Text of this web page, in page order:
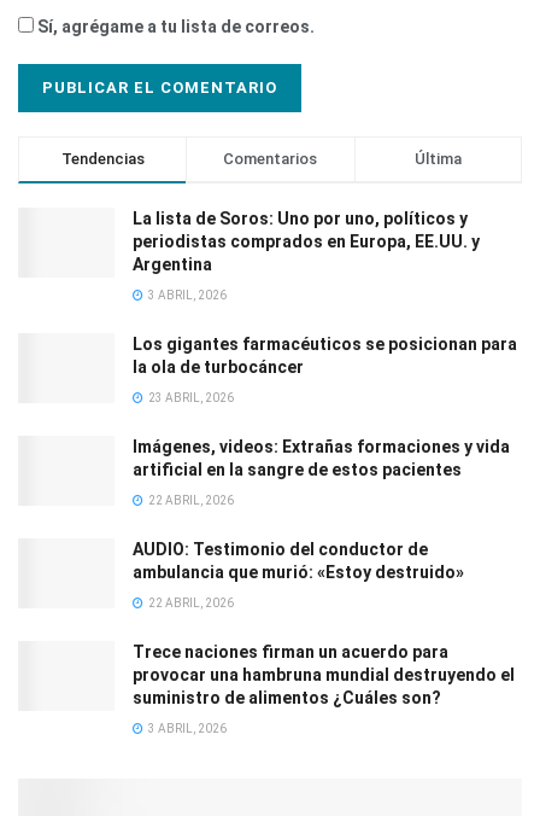
Sí, agrégame a tu lista de correos.
Tendencias Comentarios Última
La lista de Soros: Uno por uno, políticos y
periodistas comprados en Europa, EE.UU. y
Argentina
3 ABRIL, 2026
Los gigantes farmacéuticos se posicionan para
la ola de turbocáncer
23 ABRIL, 2026
Imágenes, videos: Extrañas formaciones y vida
artificial en la sangre de estos pacientes
22 ABRIL, 2026
AUDIO: Testimonio del conductor de
ambulancia que murió: «Estoy destruido»
22 ABRIL, 2026
Trece naciones firman un acuerdo para
provocar una hambruna mundial destruyendo el
suministro de alimentos ¿Cuáles son?
3 ABRIL, 2026